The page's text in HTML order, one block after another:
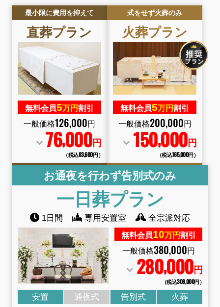
最小限に費用を抑えて
直葬プラン
無料会員5万円割引
一般価格126,000円
76,000円
（税込83,600円）
式をせず火葬のみ
火葬プラン
無料会員5万円割引
一般価格200,000円
150,000円
（税込165,000円）
お通夜を行わず告別式のみ
一日葬プラン
1日間 専用安置室 全宗派対応
無料会員10万円割引
一般価格380,000円
280,000円
（税込308,000円）
安置 通夜式 告別式 火葬